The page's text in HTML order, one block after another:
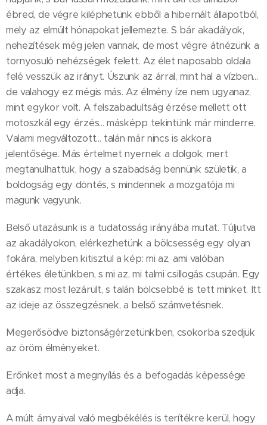
ébred, de végre kiléphetünk ebből a hibernált állapotból,
mely az elmúlt hónapokat jellemezte. S bár akadályok,
nehezítések még jelen vannak, de most végre átnézünk a
tornyosuló nehézségek felett. Az élet naposabb oldala
felé vesszük az irányt. Úszunk az árral, mint hal a vízben...
de valahogy ez mégis más. Az élmény íze nem ugyanaz,
mint egykor volt. A felszabadultság érzése mellett ott
motoszkál egy érzés... másképp tekintünk már minderre.
Valami megváltozott... talán már nincs is akkora
jelentősége. Más értelmet nyernek a dolgok, mert
megtanulhattuk, hogy a szabadság bennünk születik, a
boldogság egy döntés, s mindennek a mozgatója mi
magunk vagyunk.
Belső utazásunk is a tudatosság irányába mutat. Túljutva
az akadályokon, elérkezhetünk a bölcsesség egy olyan
fokára, melyben kitisztul a kép: mi az, ami valóban
értékes életünkben, s mi az, mi talmi csillogás csupán. Egy
szakasz most lezárult, s talán bölcsebbé is tett minket. Itt
az ideje az összegzésnek, a belső számvetésnek.
Megerősödve biztonságérzetünkben, csokorba szedjük
az öröm élményeket.
Erőnket most a megnyílás és a befogadás képessége
adja.
A múlt árnyaival való megbékélés is terítékre kerül, hogy